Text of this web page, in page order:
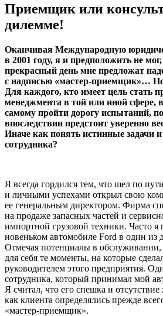
Приемщик или
дилемме!
Оканчивая Международную
в 2001 году, я и предположить не
прекрасный день мне предложат
с надписью «мастер-приемщик»…
Для каждого, кто имеет цель стать
менеджмента в той или иной сфере,
самому пройти дорогу испытаний,
впоследствии предстоит уверенно
Иначе как понять истинные задачи
сотрудника?
Я всегда гордился тем, что шел по
и личными успехами открыл свою
ее генеральным директором. Фирма
на продаже запасных частей и
импортной грузовой техники. Часто я
новеньком автомобиле Ford в один из
Отмечая потенциалы в
для себя те моменты, на которые
руководителем этого предприятия.
сотрудника, который принимал мой
Я считал, что его спешка и
как клиента определялись прежде
«мастер-приемщик».